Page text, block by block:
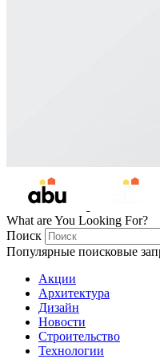
What are You Looking For?
Поиск
Популярные поисковые
Акции
Архитектура
Дизайн
Новости
Строительство
Технологии